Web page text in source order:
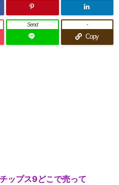
Send
Copy
-
ップス9どこで売って